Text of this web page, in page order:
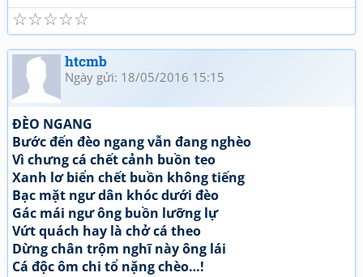
☆
☆
☆
☆
☆
htcmb
Ngày gửi: 18/05/2016 15:15
ĐÈO NGANG
Bước đến đèo ngang vẫn đang nghèo
Vì chưng cá chết cảnh buồn teo
Xanh lơ biển chết buồn không tiếng
Bạc mặt ngư dân khóc dưới đèo
Gác mái ngư ông buồn lưỡng lự
Vứt quách hay là chở cá theo
Dừng chân trộm nghĩ này ông lái
Cá độc ôm chi tổ nặng chèo…!